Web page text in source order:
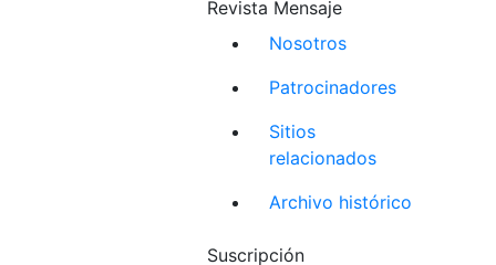
Revista Mensaje
Nosotros
Patrocinadores
Sitios
relacionados
Archivo histórico
Suscripción